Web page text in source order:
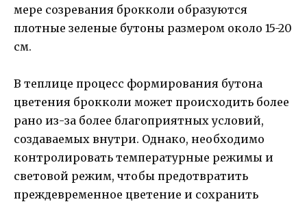
мере созревания брокколи образуются
плотные зеленые бутоны размером около 15-20
см.
В теплице процесс формирования бутона
цветения брокколи может происходить более
рано из-за более благоприятных условий,
создаваемых внутри. Однако, необходимо
контролировать температурные режимы и
световой режим, чтобы предотвратить
преждевременное цветение и сохранить